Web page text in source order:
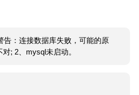
告：连接数据库失败，可能的原
; 2、mysql未启动。